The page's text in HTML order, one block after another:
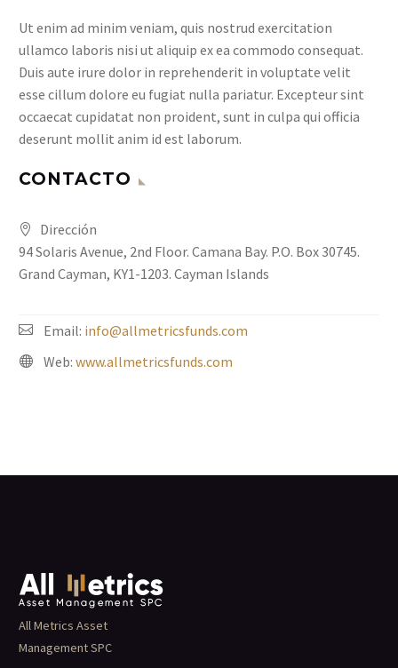
Ut enim ad minim veniam, quis nostrud exercitation
ullamco laboris nisi ut aliquip ex ea commodo consequat.
Duis aute irure dolor in reprehenderit in voluptate velit
esse cillum dolore eu fugiat nulla pariatur. Excepteur sint
occaecat cupidatat non proident, sunt in culpa qui officia
deserunt mollit anim id est laborum.
CONTACTO
Dirección
94 Solaris Avenue, 2nd Floor. Camana Bay. P.O. Box 30745.
Grand Cayman, KY1-1203. Cayman Islands
Email: info@allmetricsfunds.com
Web: www.allmetricsfunds.com
All Metrics Asset
Management SPC